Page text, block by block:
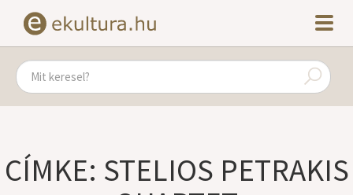
CÍMKE: STELIOS PETRAKIS